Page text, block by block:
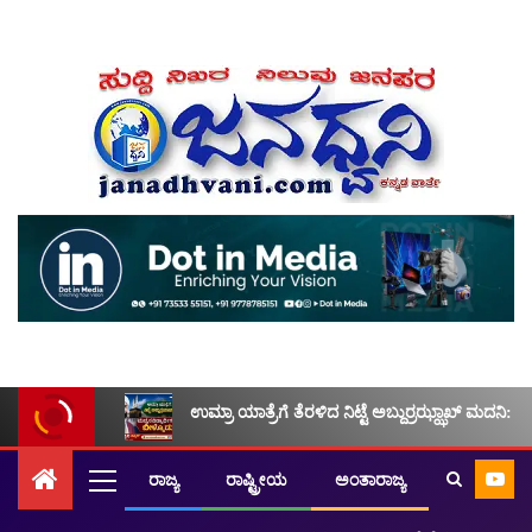
ಉಮ್ರಾ ಯಾತ್ರೆಗೆ ತೆರಳಿದ ನಿಟ್ಟೆ ಅಬ್ದುರ್ರಝ್ಝಾಖ್ ಮದನಿ:
ರಾಜ್ಯ ರಾಷ್ಟ್ರೀಯ ಅಂತಾರಾಜ್ಯ